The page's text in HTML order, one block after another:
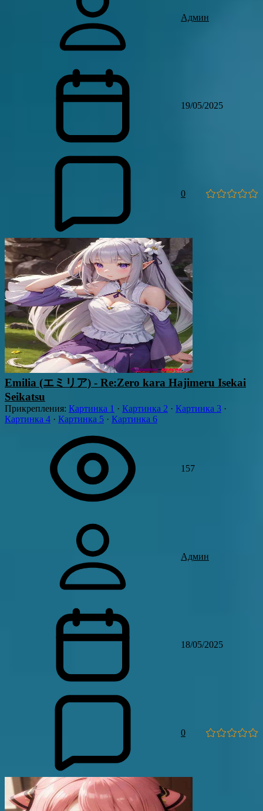
Админ
19/05/2025
0
Emilia (エミリア) - Re:Zero kara Hajimeru Isekai
Seikatsu
Прикрепления: Картинка 1 · Картинка 2 · Картинка 3 ·
Картинка 4 · Картинка 5 · Картинка 6
157
Админ
18/05/2025
0